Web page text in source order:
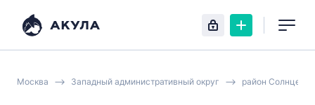
Москва Западный административный округ район Солнцево